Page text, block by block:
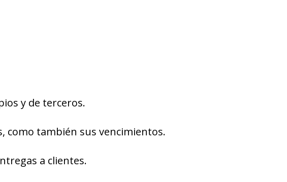
y de terceros.
como también sus vencimientos.
a clientes.